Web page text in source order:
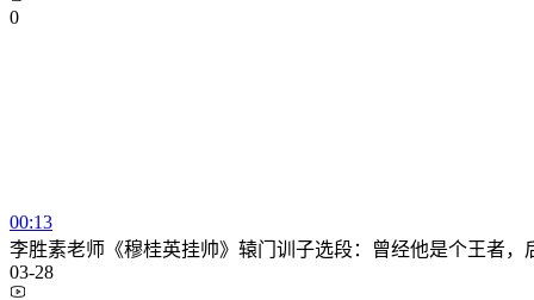
0
00:13
李胜素老师《穆桂英挂帅》辕门训子选段：曾经他是个王者，
03-28